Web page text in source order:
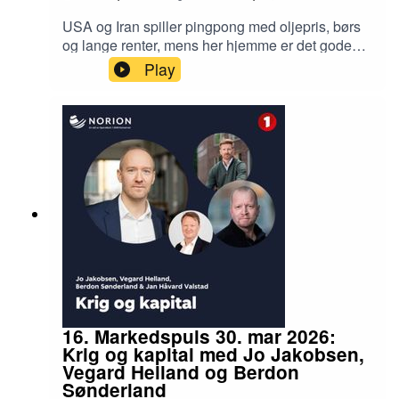
JAE (KPI justert for avgiftsendringer og energi).
USA og Iran spiller pingpong med oljepris, børs
og lange renter, mens her hjemme er det gode
lønnsoppgjør, høy innenlandsk inflasjon og lav
produktivitetsvekst. Podcastvert Jan Håvard
Valstad diskuterer med Sjeføkonom Elisabeth
Holvik i SpareBank 1 hvordan krigen i Iran setter
rammebetingelser fremover, men samtidig hva
Norge kan og bør gjøre for å sette oss selv i en
mer konkurransedyktig posisjon.
Play
16. Markedspuls 30. mar 2026:
Krig og kapital med Jo Jakobsen,
Vegard Helland og Berdon
Sønderland